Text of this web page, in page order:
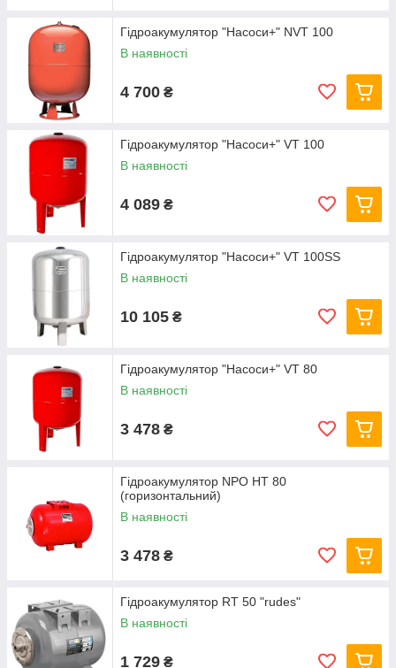
Гідроакумулятор "Насоси+" NVT 100
В наявності
4 700 ₴
Гідроакумулятор "Насоси+" VT 100
В наявності
4 089 ₴
Гідроакумулятор "Насоси+" VT 100SS
В наявності
10 105 ₴
Гідроакумулятор "Насоси+" VT 80
В наявності
3 478 ₴
Гідроакумулятор NPO HT 80
(горизонтальний)
В наявності
3 478 ₴
Гідроакумулятор RT 50 "rudes"
В наявності
1 729 ₴